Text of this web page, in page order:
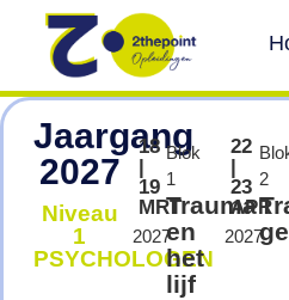
Jaargang
2027
Niveau
1
PSYCHOLOGEN
18
19
MRT
2027
Blok
1
Trauma
en
het
lijf
22
23
APR
2027
2